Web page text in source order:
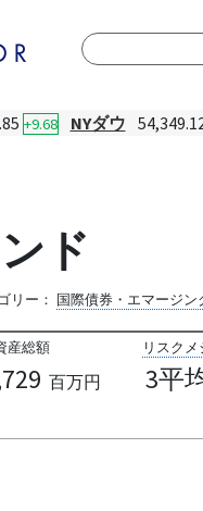
+9.68 NYダウ
ド
リー： 国際債券・エマージン
産総額
百万円
リスク
3平